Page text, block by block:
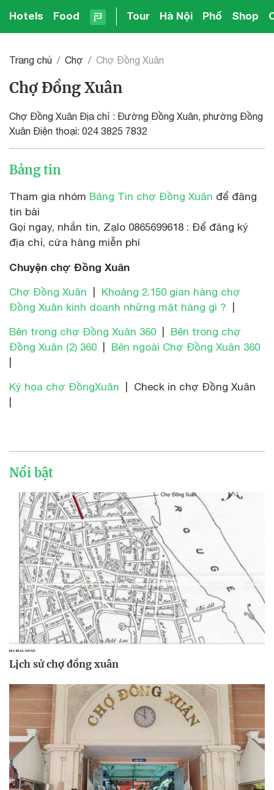
Hotels Food Tour Hà Nội Phố Shop
Trang chủ Chợ Chợ Đồng Xuân
Chợ Đồng Xuân
Chợ Đồng Xuân Địa chỉ : Đường Đồng Xuân, phường Đồng
Xuân Điện thoại: 024 3825 7832
Bảng tin
Tham gia nhóm Bảng Tin chợ Đồng Xuân để đăng
tin bài
Gọi ngay, nhắn tin, Zạlo 0865699618 : Để đăng ký
địa chỉ, cửa hàng miễn phí
Chuyện chợ Đồng Xuân
Chợ Đồng Xuân
Khoảng 2.150 gian hàng chợ
Đồng Xuân kinh doanh những mặt hàng gì ?
Bên trong chợ Đồng Xuân 360
Bên trong chợ
Đồng Xuân (2) 360
Bên ngoài Chợ Đồng Xuân 360
Ký họa chợ ĐồngXuân | Check in chợ Đồng Xuân
Nổi bật
Lịch sử chợ đồng xuân